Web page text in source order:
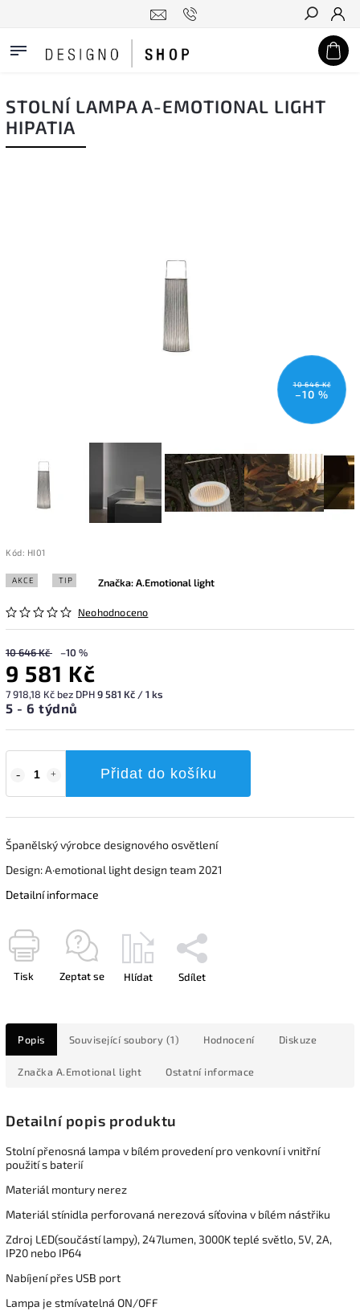
Hledat
STOLNÍ LAMPA A-EMOTIONAL LIGHT
HIPATIA
10 646 Kč
–10 %
Kód: HI01
AKCE TIP
Neohodnoceno
Značka:A.Emotional light
10 646 Kč –10 %
9 581 Kč
7 918,18 Kč bez DPH9 581 Kč / 1 ks
5 - 6 týdnů
Přidat do košíku
Španělský výrobce designového osvětlení
Design: A·emotional light design team 2021
Detailní informace
Tisk Zeptat se Hlídat Sdílet
Popis Související soubory (1) Hodnocení Diskuze
Značka A.Emotional light Ostatní informace
Detailní popis produktu
Stolní přenosná lampa v bílém provedení pro venkovní i vnitřní
použití s baterií
Materiál montury nerez
Materiál stínidla perforovaná nerezová síťovina v bílém nástřiku
Zdroj LED(součástí lampy), 247lumen, 3000K teplé světlo, 5V, 2A,
IP20 nebo IP64
Nabíjení přes USB port
Lampa je stmívatelná ON/OFF